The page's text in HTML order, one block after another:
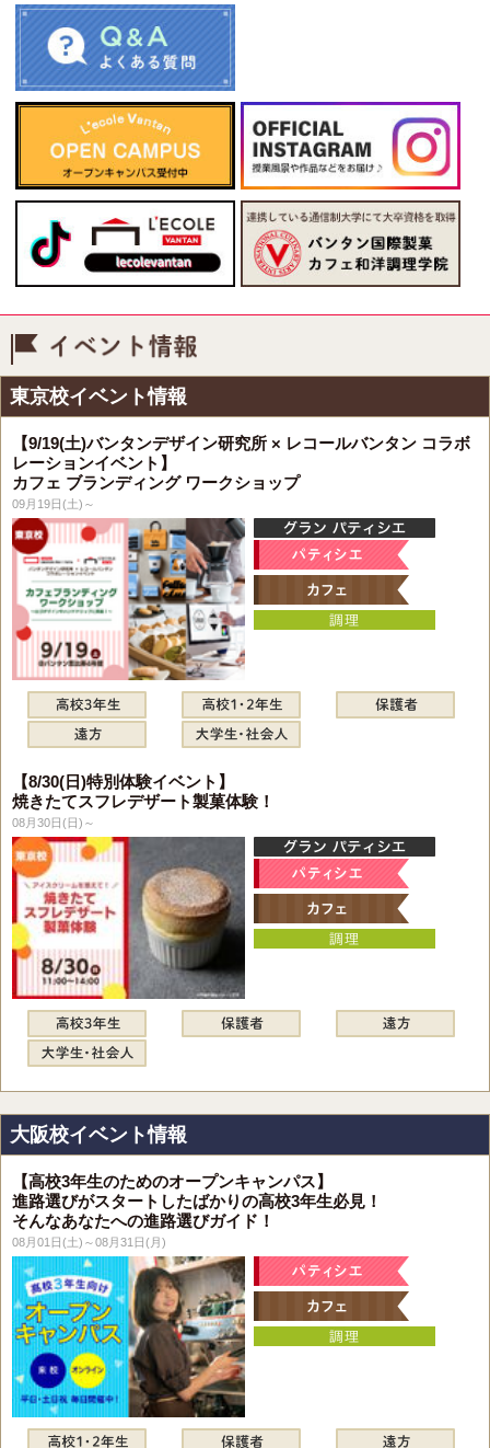
東京校イベント情報
【9/19(土)バンタンデザイン研究所 × レコールバンタン コラボ
レーションイベント】
カフェ ブランディング ワークショップ
09月19日(土)～
【8/30(日)特別体験イベント】
焼きたてスフレデザート製菓体験！
08月30日(日)～
大阪校イベント情報
【高校3年生のためのオープンキャンパス】
進路選びがスタートしたばかりの高校3年生必見！
そんなあなたへの進路選びガイド！
08月01日(土)～08月31日(月)